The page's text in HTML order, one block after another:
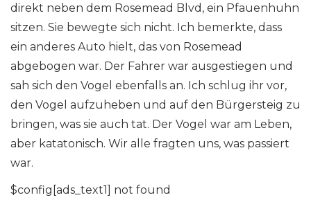
direkt neben dem Rosemead Blvd, ein Pfauenhuhn
sitzen. Sie bewegte sich nicht. Ich bemerkte, dass
ein anderes Auto hielt, das von Rosemead
abgebogen war. Der Fahrer war ausgestiegen und
sah sich den Vogel ebenfalls an. Ich schlug ihr vor,
den Vogel aufzuheben und auf den Bürgersteig zu
bringen, was sie auch tat. Der Vogel war am Leben,
aber katatonisch. Wir alle fragten uns, was passiert
war.
$config[ads_text1] not found